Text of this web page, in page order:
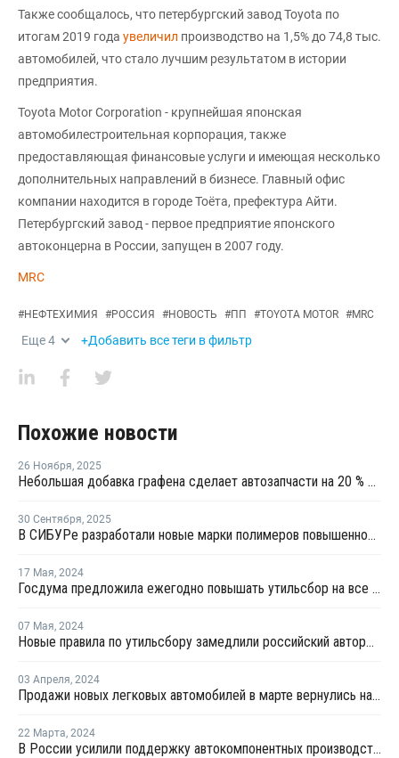
Также сообщалось, что петербургский завод Toyota по
итогам 2019 года увеличил производство на 1,5% до 74,8 тыс.
автомобилей, что стало лучшим результатом в истории
предприятия.
Toyota Motor Corporation - крупнейшая японская
автомобилестроительная корпорация, также
предоставляющая финансовые услуги и имеющая несколько
дополнительных направлений в бизнесе. Главный офис
компании находится в городе Тоёта, префектура Айти.
Петербургский завод - первое предприятие японского
автоконцерна в России, запущен в 2007 году.
MRC
#НЕФТЕХИМИЯ #РОССИЯ #НОВОСТЬ #ПП #TOYOTA MOTOR #MRC
Еще4 +Добавить все теги в фильтр
Похожие новости
26 Ноября, 2025
Небольшая добавка графена сделает автозапчасти на 20 % прочнее и на 18 % легче
30 Сентября, 2025
В СИБУРе разработали новые марки полимеров повышенной прочности
17 Мая, 2024
Госдума предложила ежегодно повышать утильсбор на все автомобили
07 Мая, 2024
Новые правила по утильсбору замедлили российский авторынок в апреле
03 Апреля, 2024
Продажи новых легковых автомобилей в марте вернулись на докризисный уровень
22 Марта, 2024
В России усилили поддержку автокомпонентных производств деньгами ФРП